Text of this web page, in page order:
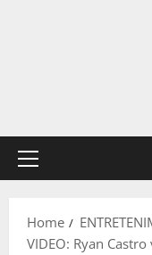
Primary
Home
VIDEO: Ryan